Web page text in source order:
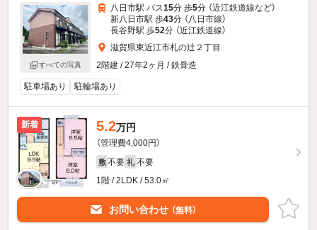
すべての写真
八日市駅 バス15分 歩5分 （近江鉄道線など）
新八日市駅 歩43分 （八日市線）
長谷野駅 歩52分 （近江鉄道線）
滋賀県東近江市札の辻２丁目
2階建 / 27年2ヶ月 / 鉄骨造
駐車場あり 駐輪場あり
新着 5.2万円
（管理費4,000円）
敷 不要 礼 不要
1階 / 2LDK / 53.0㎡
お問い合わせ （無料）